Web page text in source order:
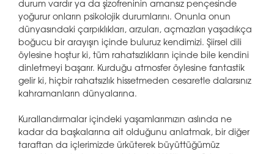
durum vardır ya da şizofreninin amansız pençesinde
yoğurur onların psikolojik durumlarını. Onunla onun
dünyasındaki çarpıklıkları, arzuları, açmazları yaşadıkça
boğucu bir arayışın içinde buluruz kendimizi. Şiirsel dili
öylesine hoştur ki, tüm rahatsızlıkların içinde bile kendini
dinletmeyi başarır. Kurduğu atmosfer öylesine fantastik
gelir ki, hiçbir rahatsızlık hissetmeden cesaretle dalarsınız
kahramanların dünyalarına.
Kurallandırmalar içindeki yaşamlarımızın aslında ne
kadar da başkalarına ait olduğunu anlatmak, bir diğer
taraftan da içlerimizde ürküterek büyüttüğümüz